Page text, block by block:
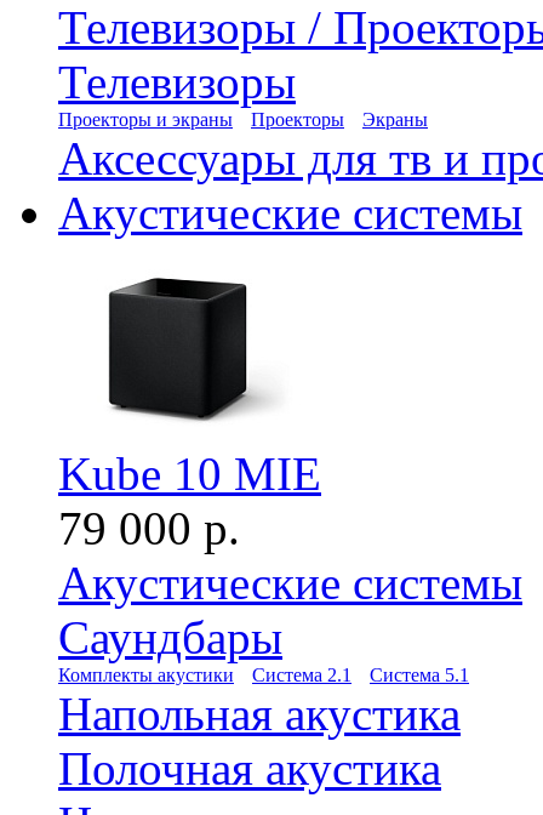
Телевизоры /
Телевизоры
Проекторы и экраны Проекторы Экраны
Аксессуары для тв и
Акустические системы
Kube 10 MIE
79 000 р.
Акустические системы
Саундбары
Комплекты акустики Система 2.1 Система 5.1
Напольная акустика
Полочная акустика